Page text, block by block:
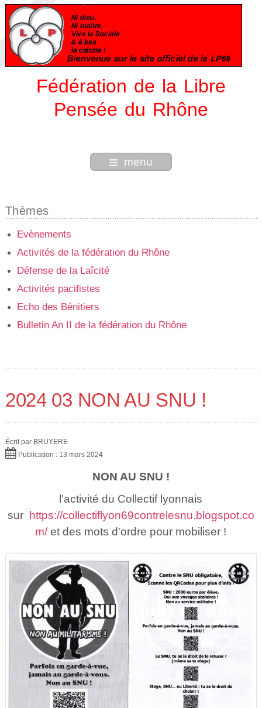
Fédération de la Libre
Pensée du Rhône
menu
Thèmes
Evènements
Activités de la fédération du Rhône
Défense de la Laîcité
Activités pacifistes
Echo des Bénitiers
Bulletin An II de la fédération du Rhône
2024 03 NON AU SNU !
Écrit par BRUYERE
Publication : 13 mars 2024
NON AU SNU !
l'activité du Collectif lyonnais
sur
https://collectiflyon69contrelesnu.blogspot.co
m/et des mots d'ordre pour mobiliser !